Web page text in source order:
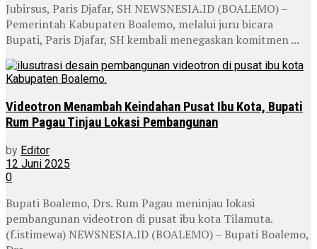
Jubirsus, Paris Djafar, SH NEWSNESIA.ID (BOALEMO) –
Pemerintah Kabupaten Boalemo, melalui juru bicara
Bupati, Paris Djafar, SH kembali menegaskan komitmen ...
Videotron Menambah Keindahan Pusat Ibu Kota, Bupati
Rum Pagau Tinjau Lokasi Pembangunan
by Editor
12 Juni 2025
0
Bupati Boalemo, Drs. Rum Pagau meninjau lokasi
pembangunan videotron di pusat ibu kota Tilamuta.
(f.istimewa) NEWSNESIA.ID (BOALEMO) – Bupati Boalemo,